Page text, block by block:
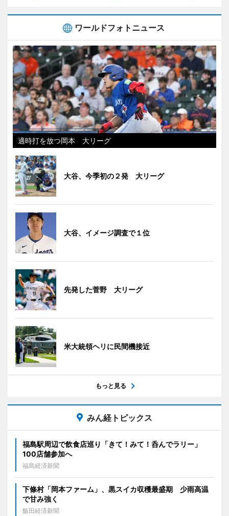
ワールドフォトニュース
適時打を放つ岡本 大リーグ
大谷、今季初の２発 大リーグ
大谷、イメージ調査で１位
先発した菅野 大リーグ
米大統領ヘリに民間機接近
もっと見る
みん経トピックス
福島駅周辺で飲食店巡り「きて！みて！呑んでラリー」
100店舗参加へ
福島経済新聞
下條村「岡本ファーム」、黒スイカ収穫最盛期 少雨高温
で甘み強く
飯田経済新聞